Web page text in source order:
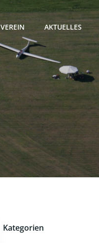
VEREIN AKTUELLES
Kategorien